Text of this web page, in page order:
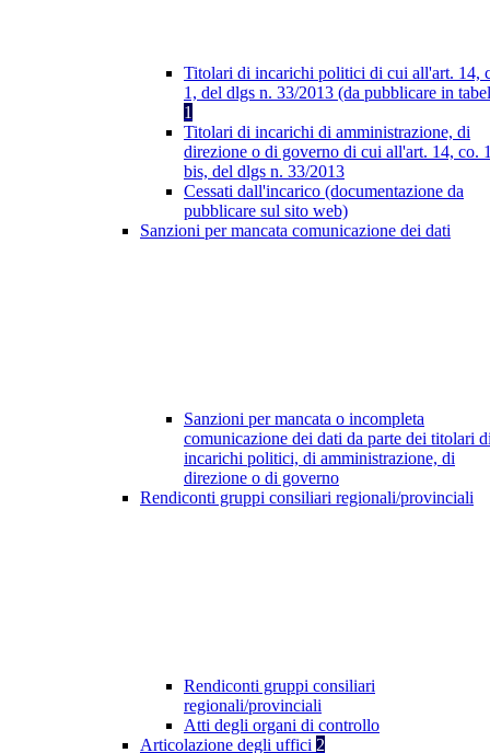
Titolari di incarichi politici di cui all'art. 14,
1, del dlgs n. 33/2013 (da pubblicare in
1
Titolari di incarichi di amministrazione, di
direzione o di governo di cui all'art. 14, co.
bis, del dlgs n. 33/2013
Cessati dall'incarico (documentazione da
pubblicare sul sito web)
Sanzioni per mancata comunicazione dei dati
Sanzioni per mancata o incompleta
comunicazione dei dati da parte dei titolari
incarichi politici, di amministrazione, di
direzione o di governo
Rendiconti gruppi consiliari regionali/provinciali
Rendiconti gruppi consiliari
regionali/provinciali
Atti degli organi di controllo
Articolazione degli uffici 2